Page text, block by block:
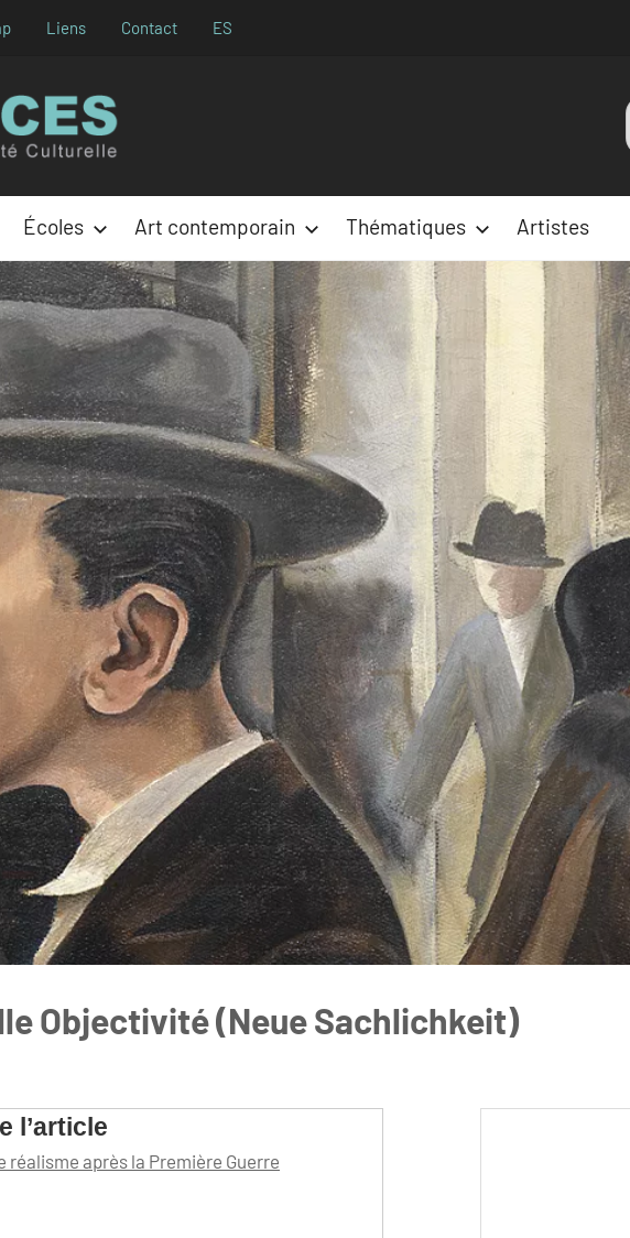
Liens Contact ES
Écoles Art contemporain Thématiques Artistes
Objectivité (Neue Sachlichkeit)
l’article
réalisme après la Première Guerre